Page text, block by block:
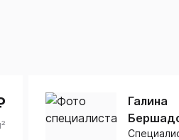
Галина